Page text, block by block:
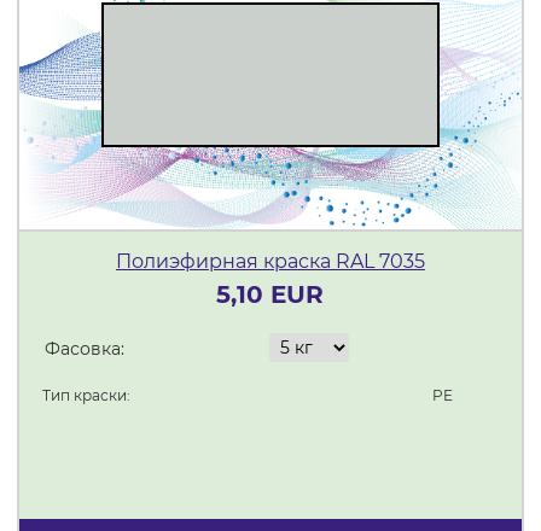
Полиэфирная краска RAL 7035
5,10 EUR
Фасовка:
Тип краски: PE